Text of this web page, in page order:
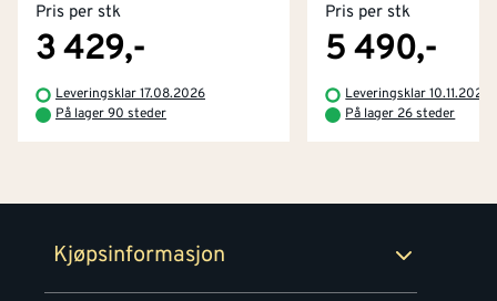
Pris per stk
3 429,-
Leveringsklar 17.08.2026
På lager 90 steder
Pris per stk
5 490,-
Leveringsklar 10.11.2026
På lager 26 steder
Kjøpsinformasjon
Kjøpsbetingelser
Retur- og angrerettsskjema
Tjenester
Montér Klubb
Byggevarehus og åpningstider
Prismatch
Personvern